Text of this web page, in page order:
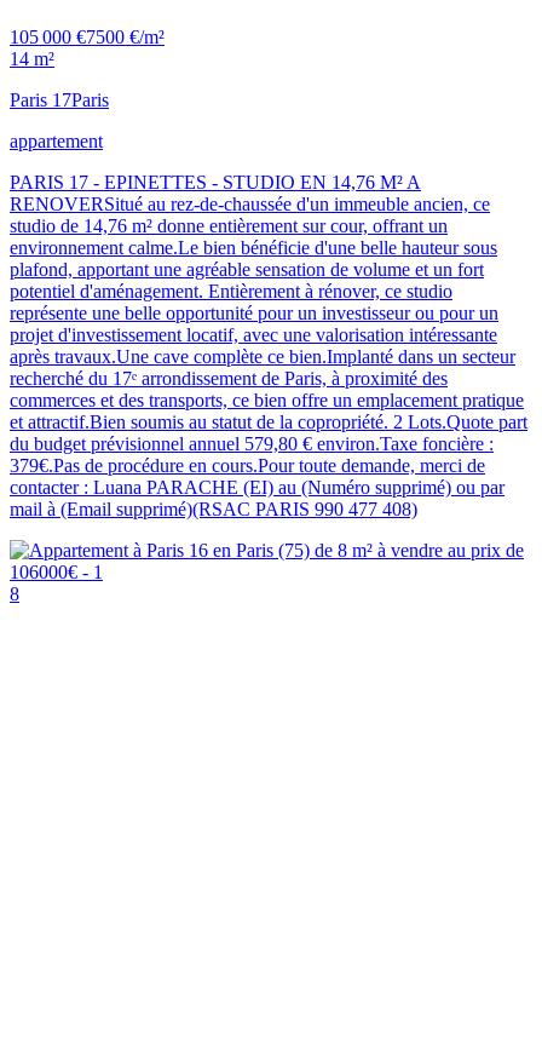
105 000 €7500 €/m²
14 m²
Paris 17Paris
appartement
PARIS 17 - EPINETTES - STUDIO EN 14,76 M² A
RENOVERSitué au rez-de-chaussée d'un immeuble ancien, ce
studio de 14,76 m² donne entièrement sur cour, offrant un
environnement calme.Le bien bénéficie d'une belle hauteur sous
plafond, apportant une agréable sensation de volume et un fort
potentiel d'aménagement. Entièrement à rénover, ce studio
représente une belle opportunité pour un investisseur ou pour un
projet d'investissement locatif, avec une valorisation intéressante
après travaux.Une cave complète ce bien.Implanté dans un secteur
recherché du 17ᵉ arrondissement de Paris, à proximité des
commerces et des transports, ce bien offre un emplacement pratique
et attractif.Bien soumis au statut de la copropriété. 2 Lots.Quote part
du budget prévisionnel annuel 579,80 € environ.Taxe foncière :
379€.Pas de procédure en cours.Pour toute demande, merci de
contacter : Luana PARACHE (EI) au (Numéro supprimé) ou par
mail à (Email supprimé)(RSAC PARIS 990 477 408)
8